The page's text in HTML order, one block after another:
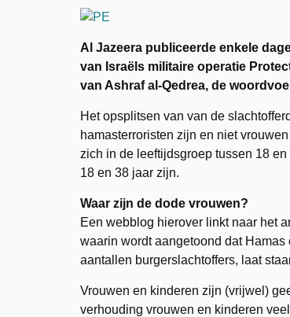
Al Jazeera publiceerde enkele
van Israëls militaire operatie
van Ashraf al-Qedrea, de
Het opsplitsen van van de
hamasterroristen zijn en niet
zich in de leeftijdsgroep tussen 18
18 en 38 jaar zijn.
Waar zijn de dode vrouwen?
Een webblog hierover linkt naar het
waarin wordt aangetoond dat
aantallen burgerslachtoffers, laat
Vrouwen en kinderen zijn (vrijwel)
verhouding vrouwen en kinderen